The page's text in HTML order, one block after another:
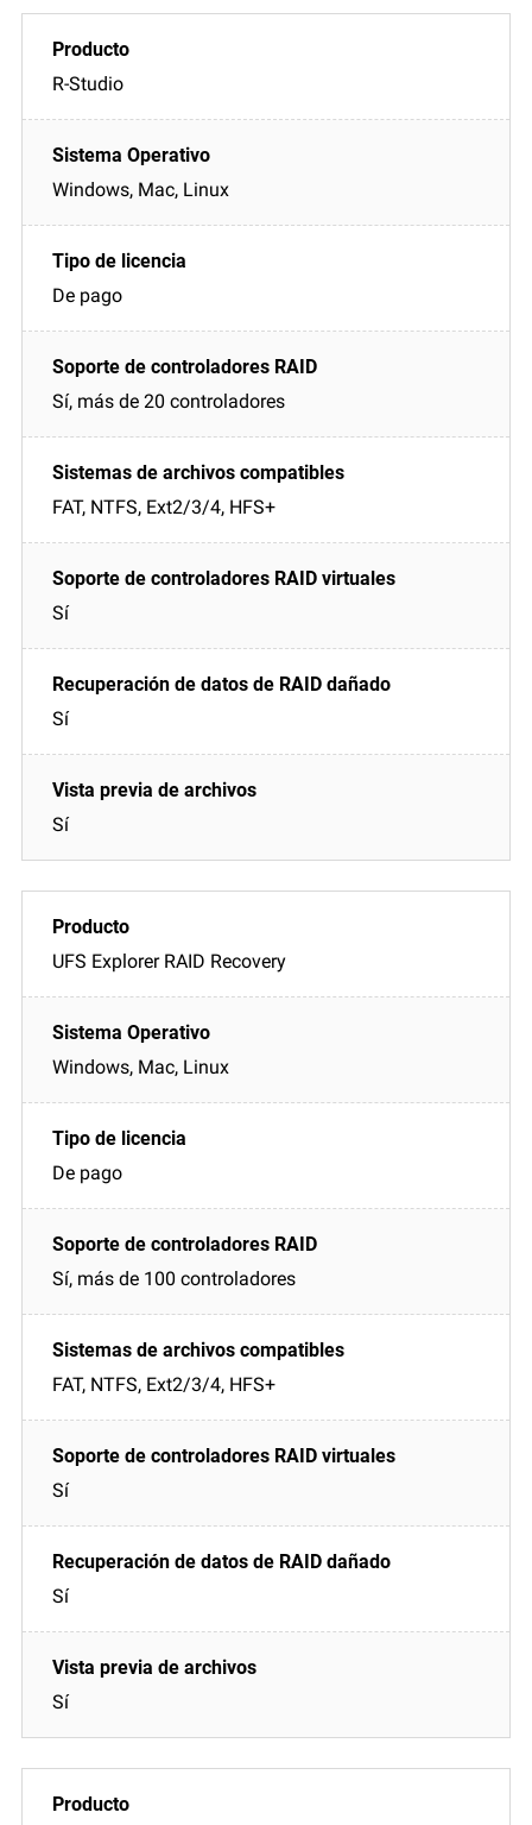
R-Studio
Windows, Mac, Linux
De pago
Sí, más de 20 controladores
FAT, NTFS, Ext2/3/4, HFS+
Sí
Sí
Sí
UFS Explorer RAID Recovery
Windows, Mac, Linux
De pago
Sí, más de 100 controladores
FAT, NTFS, Ext2/3/4, HFS+
Sí
Sí
Sí